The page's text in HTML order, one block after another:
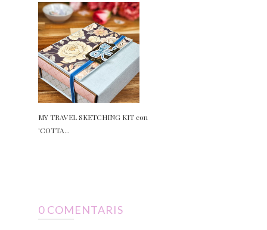
MY TRAVEL SKETCHING KIT con
'COTTA...
0 COMENTARIS